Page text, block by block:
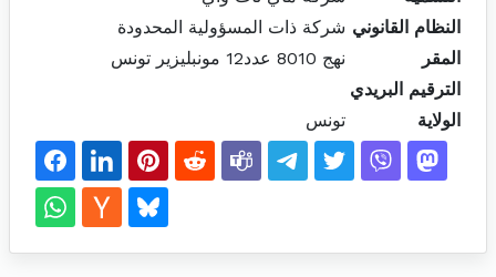
النظام القانوني شركة ذات المسؤولية المحدودة
المقر
نهج 8010 عدد12 مونبليزير تونس
الترقيم البريدي
الولاية
تونس